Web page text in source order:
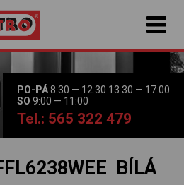
PO-PÁ8:30 — 12:30 13:30 — 17:00
SO 9:00 — 11:00
Tel.: 565 322 479
BÍLÁ